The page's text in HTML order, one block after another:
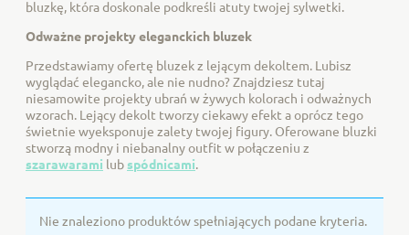
bluzkę, która doskonale podkreśli atuty twojej sylwetki.
Odważne projekty eleganckich bluzek
Przedstawiamy ofertę bluzek z lejącym dekoltem. Lubisz
wyglądać elegancko, ale nie nudno? Znajdziesz tutaj
niesamowite projekty ubrań w żywych kolorach i odważnych
wzorach. Lejący dekolt tworzy ciekawy efekt a oprócz tego
świetnie wyeksponuje zalety twojej figury. Oferowane bluzki
stworzą modny i niebanalny outfit w połączeniu z
szarawarami lubspódnicami.
Nie znaleziono produktów spełniających podane kryteria.